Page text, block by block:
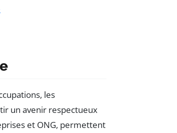
les
un avenir respectueux
et ONG, permettent